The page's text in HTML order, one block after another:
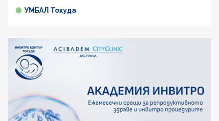
УМБАЛ Токуда